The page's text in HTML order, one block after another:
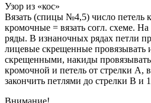
Узор из «кос»
Вязать (спицы №4,5) число петель
кромочные = вязать согл. схеме.
ряды. В изнаночных рядах петли
лицевые скрещенные провязывать
скрещенными, накиды
кромочной и петель от стрелки A,
закончить петлями до стрелки B и
Внимание!